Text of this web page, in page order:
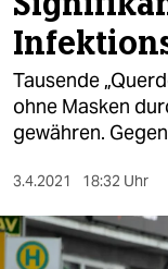
politik
öko
gesellschaft
sport
berlin
Tausende
ohne Masken
gewähren.
3.4.2021 18:32 Uhr